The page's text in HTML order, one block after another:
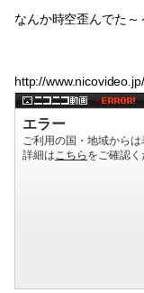
なんか時空歪んでた～
http://